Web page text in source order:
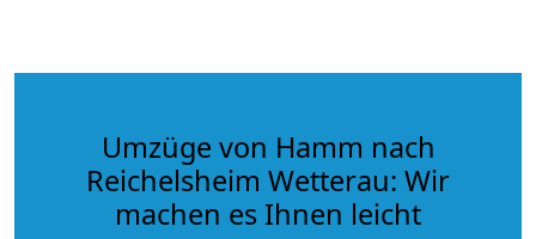
Umzüge von Hamm nach
Reichelsheim Wetterau: Wir
machen es Ihnen leicht